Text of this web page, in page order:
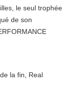
le seul trophée
de son
la fin
Real